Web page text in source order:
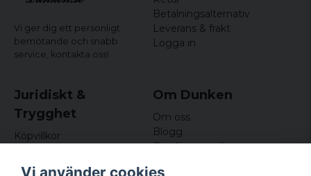
Vi ger dig ett personligt
bemötande och snabb
service, kontakta oss!
Betalningsalternativ
Leverans & frakt
Logga in
Juridiskt &
Trygghet
Köpvillkor
Om cookies
Om Dunken
Om oss
Blogg
Omdömen och
Vi använder cookies